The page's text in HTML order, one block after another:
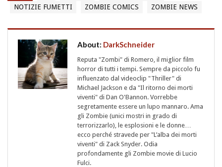
NOTIZIE FUMETTI ZOMBIE COMICS ZOMBIE NEWS
About: DarkSchneider
Reputa "Zombi" di Romero, il miglior film
horror di tutti i tempi. Sempre da piccolo fu
influenzato dal videoclip "Thriller" di
Michael Jackson e da "Il ritorno dei morti
viventi" di Dan O'Bannon. Vorrebbe
segretamente essere un lupo mannaro. Ama
gli Zombie (unici mostri in grado di
terrorizzarlo), le esplosioni e le donne…
ecco perché stravede per "L’alba dei morti
viventi" di Zack Snyder. Odia
profondamente gli Zombie movie di Lucio
Fulci.